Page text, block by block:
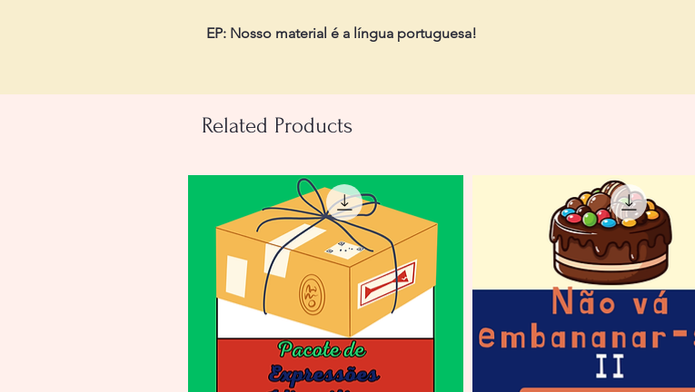
EP: Nosso material é a língua portuguesa!
Related Products